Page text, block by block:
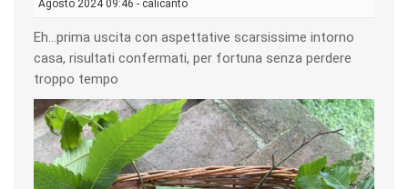
Agosto 2024 09:46 - calicanto
Eh…prima uscita con aspettative scarsissime intorno
casa, risultati confermati, per fortuna senza perdere
troppo tempo